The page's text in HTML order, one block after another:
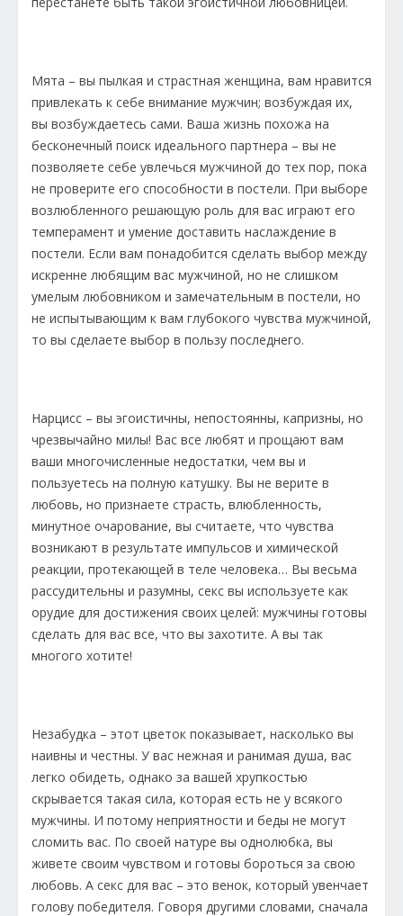
Мята – вы пылкая и страстная женщина, вам нравится
привлекать к себе внимание мужчин; возбуждая их,
вы возбуждаетесь сами. Ваша жизнь похожа на
бесконечный поиск идеального партнера – вы не
позволяете себе увлечься мужчиной до тех пор, пока
не проверите его способности в постели. При выборе
возлюбленного решающую роль для вас играют его
темперамент и умение доставить наслаждение в
постели. Если вам понадобится сделать выбор между
искренне любящим вас мужчиной, но не слишком
умелым любовником и замечательным в постели, но
не испытывающим к вам глубокого чувства мужчиной,
то вы сделаете выбор в пользу последнего.
Нарцисс – вы эгоистичны, непостоянны, капризны, но
чрезвычайно милы! Вас все любят и прощают вам
ваши многочисленные недостатки, чем вы и
пользуетесь на полную катушку. Вы не верите в
любовь, но признаете страсть, влюбленность,
минутное очарование, вы считаете, что чувства
возникают в результате импульсов и химической
реакции, протекающей в теле человека… Вы весьма
рассудительны и разумны, секс вы используете как
орудие для достижения своих целей: мужчины готовы
сделать для вас все, что вы захотите. А вы так
многого хотите!
Незабудка – этот цветок показывает, насколько вы
наивны и честны. У вас нежная и ранимая душа, вас
легко обидеть, однако за вашей хрупкостью
скрывается такая сила, которая есть не у всякого
мужчины. И потому неприятности и беды не могут
сломить вас. По своей натуре вы однолюбка, вы
живете своим чувством и готовы бороться за свою
любовь. А секс для вас – это венок, который увенчает
голову победителя. Говоря другими словами, сначала